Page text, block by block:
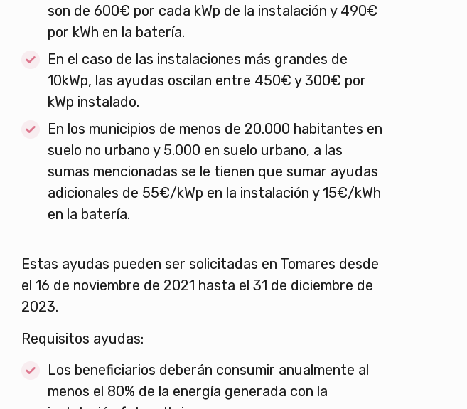
son de 600€ por cada kWp de la instalación y 490€
por kWh en la batería.
En el caso de las instalaciones más grandes de
10kWp, las ayudas oscilan entre 450€ y 300€ por
kWp instalado.
En los municipios de menos de 20.000 habitantes en
suelo no urbano y 5.000 en suelo urbano, a las
sumas mencionadas se le tienen que sumar ayudas
adicionales de 55€/kWp en la instalación y 15€/kWh
en la batería.
Estas ayudas pueden ser solicitadas en Tomares desde
el 16 de noviembre de 2021 hasta el 31 de diciembre de
2023.
Requisitos ayudas:
Los beneficiarios deberán consumir anualmente al
menos el 80% de la energía generada con la